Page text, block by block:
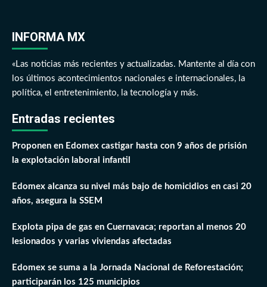
INFORMA MX
«Las noticias más recientes y actualizadas. Mantente al día con
los últimos acontecimientos nacionales e internacionales, la
política, el entretenimiento, la tecnología y más.
Entradas recientes
Proponen en Edomex castigar hasta con 9 años de prisión
la explotación laboral infantil
Edomex alcanza su nivel más bajo de homicidios en casi 20
años, asegura la SSEM
Explota pipa de gas en Cuernavaca; reportan al menos 20
lesionados y varias viviendas afectadas
Edomex se suma a la Jornada Nacional de Reforestación;
participarán los 125 municipios